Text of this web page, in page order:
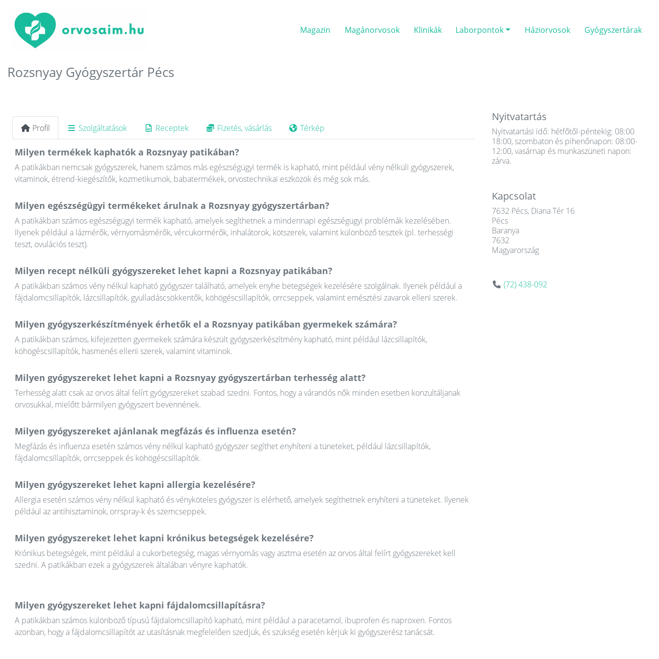
Magazin Magánorvosok Klinikák Laborpontok Háziorvosok Gyógyszertárak
Rozsnyay Gyógyszertár Pécs
Profil Szolgáltatások Receptek Fizetés, vásárlás Térkép
Milyen termékek kaphatók a Rozsnyay patikában?
A patikákban nemcsak gyógyszerek, hanem számos más egészségügyi termék is kapható, mint például vény nélküli gyógyszerek,
vitaminok, étrend-kiegészítők, kozmetikumok, babatermékek, orvostechnikai eszközök és még sok más.
Milyen egészségügyi termékeket árulnak a Rozsnyay gyógyszertárban?
A patikákban számos egészségügyi termék kapható, amelyek segíthetnek a mindennapi egészségügyi problémák kezelésében.
Ilyenek például a lázmérők, vérnyomásmérők, vércukormérők, inhalátorok, kötszerek, valamint különböző tesztek (pl. terhességi
teszt, ovulációs teszt).
Milyen recept nélküli gyógyszereket lehet kapni a Rozsnyay patikában?
A patikákban számos vény nélkül kapható gyógyszer található, amelyek enyhe betegségek kezelésére szolgálnak. Ilyenek például a
fájdalomcsillapítók, lázcsillapítók, gyulladáscsökkentők, köhögéscsillapítók, orrcseppek, valamint emésztési zavarok elleni szerek.
Milyen gyógyszerkészítmények érhetők el a Rozsnyay patikában gyermekek számára?
A patikákban számos, kifejezetten gyermekek számára készült gyógyszerkészítmény kapható, mint például lázcsillapítók,
köhögéscsillapítók, hasmenés elleni szerek, valamint vitaminok.
Milyen gyógyszereket lehet kapni a Rozsnyay gyógyszertárban terhesség alatt?
Terhesség alatt csak az orvos által felírt gyógyszereket szabad szedni. Fontos, hogy a várandós nők minden esetben konzultáljanak
orvosukkal, mielőtt bármilyen gyógyszert bevennének.
Milyen gyógyszereket ajánlanak megfázás és influenza esetén?
Megfázás és influenza esetén számos vény nélkül kapható gyógyszer segíthet enyhíteni a tüneteket, például lázcsillapítók,
fájdalomcsillapítók, orrcseppek és köhögéscsillapítók.
Milyen gyógyszereket lehet kapni allergia kezelésére?
Allergia esetén számos vény nélkül kapható és vényköteles gyógyszer is elérhető, amelyek segíthetnek enyhíteni a tüneteket. Ilyenek
például az antihisztaminok, orrspray-k és szemcseppek.
Milyen gyógyszereket lehet kapni krónikus betegségek kezelésére?
Krónikus betegségek, mint például a cukorbetegség, magas vérnyomás vagy asztma esetén az orvos által felírt gyógyszereket kell
szedni. A patikákban ezek a gyógyszerek általában vényre kaphatók.
Milyen gyógyszereket lehet kapni fájdalomcsillapításra?
A patikákban számos különböző típusú fájdalomcsillapító kapható, mint például a paracetamol, ibuprofen és naproxen. Fontos
azonban, hogy a fájdalomcsillapítót az utasításnak megfelelően szedjük, és szükség esetén kérjük ki gyógyszerész tanácsát.
Nyitvatartás
Nyitvatartási idő: hétfőtől-péntekig: 08:00
18:00, szombaton és pihenőnapon: 08:00-
12:00, vasárnap és munkaszüneti napon:
zárva.
Kapcsolat
7632 Pécs, Diana Tér 16
Pécs
Baranya
7632
Magyarország
(72) 438-092